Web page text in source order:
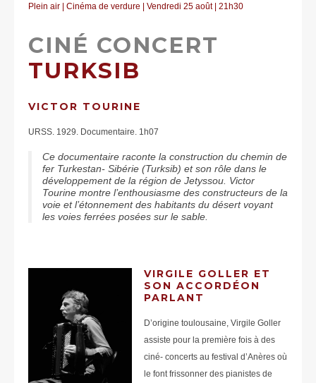
Plein air | Cinéma de verdure | Vendredi 25 août | 21h30
CINÉ CONCERT
TURKSIB
VICTOR TOURINE
URSS. 1929. Documentaire. 1h07
Ce documentaire raconte la construction du chemin de
fer Turkestan- Sibérie (Turksib) et son rôle dans le
développement de la région de Jetyssou. Victor
Tourine montre l’enthousiasme des constructeurs de la
voie et l’étonnement des habitants du désert voyant
les voies ferrées posées sur le sable.
VIRGILE GOLLER ET
SON ACCORDÉON
PARLANT
D’origine toulousaine, Virgile Goller
assiste pour la première fois à des
ciné- concerts au festival d’Anères où
le font frissonner des pianistes de